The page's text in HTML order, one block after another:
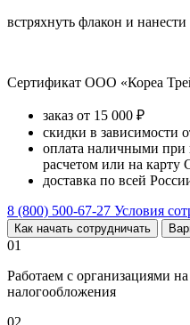
встряхнуть флакон и
Сертификат ООО «Кореа
заказ от 15 000 ₽
скидки в зависимости
оплата наличными
расчетом или на карту
доставка по всей
8 (800) 500-67-27 Условия
Как начать сотрудничать
01
Работаем с организациями
налогообложения
02